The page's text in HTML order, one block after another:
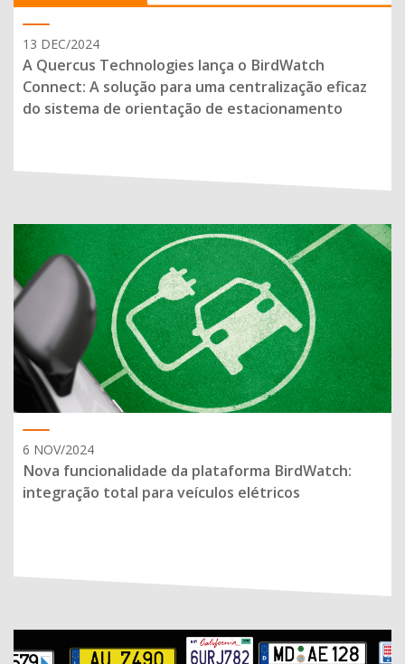
13 DEC/2024
A Quercus Technologies lança o BirdWatch
Connect: A solução para uma centralização eficaz
do sistema de orientação de estacionamento
6 NOV/2024
Nova funcionalidade da plataforma BirdWatch:
integração total para veículos elétricos